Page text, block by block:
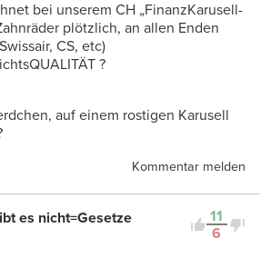
bei unserem CH „FinanzKarusell-
plötzlich, an allen Enden
CS, etc)
?
auf einem rostigen Karusell
Kommentar melden
11
6
es nicht=Gesetze